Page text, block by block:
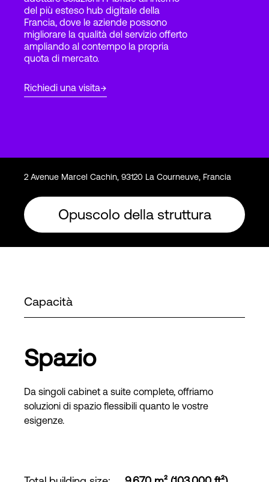
Accesso
del più esteso hub digitale della
Francia, dove le aziende possono
migliorare la qualità del servizio offerto
ampliando al contempo la propria
quota di mercato.
Richiedi una visita
2 Avenue Marcel Cachin, 93120 La Courneuve, Francia
Opuscolo della struttura
Capacità
Spazio
Da singoli cabinet a suite complete, offriamo
soluzioni di spazio flessibili quanto le vostre
esigenze.